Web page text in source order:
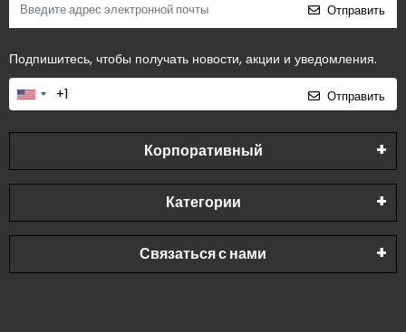
Отправить
Подпишитесь, чтобы получать новости, акции и уведомления.
Отправить
Корпоративный
Категории
Связаться с нами